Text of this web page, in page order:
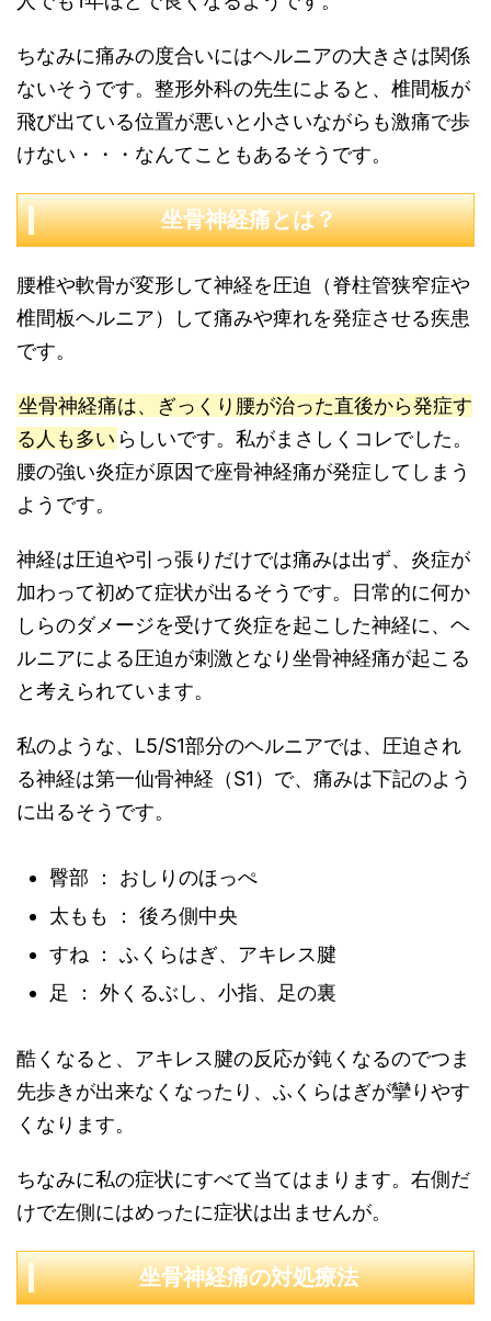
ちなみに痛みの度合いにはヘルニアの大きさは関係
ないそうです。整形外科の先生によると、椎間板が
飛び出ている位置が悪いと小さいながらも激痛で歩
けない・・・なんてこともあるそうです。
坐骨神経痛とは？
腰椎や軟骨が変形して神経を圧迫（脊柱管狭窄症や
椎間板ヘルニア）して痛みや痺れを発症させる疾患
です。
坐骨神経痛は、ぎっくり腰が治った直後から発症す
る人も多い らしいです。私がまさしくコレでした。
腰の強い炎症が原因で座骨神経痛が発症してしまう
ようです。
神経は圧迫や引っ張りだけでは痛みは出ず、炎症が
加わって初めて症状が出るそうです。日常的に何か
しらのダメージを受けて炎症を起こした神経に、ヘ
ルニアによる圧迫が刺激となり坐骨神経痛が起こる
と考えられています。
私のような、L5/S1部分のヘルニアでは、圧迫され
る神経は第一仙骨神経（S1）で、痛みは下記のよう
に出るそうです。
臀部 ： おしりのほっぺ
太もも ： 後ろ側中央
すね ： ふくらはぎ、アキレス腱
足 ： 外くるぶし、小指、足の裏
酷くなると、アキレス腱の反応が鈍くなるのでつま
先歩きが出来なくなったり、ふくらはぎが攣りやす
くなります。
ちなみに私の症状にすべて当てはまります。右側だ
けで左側にはめったに症状は出ませんが。
坐骨神経痛の対処療法